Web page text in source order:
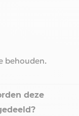
behouden.‎
deze